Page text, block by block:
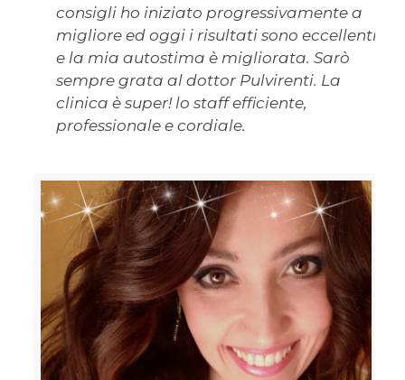
consigli ho iniziato progressivamente a
migliore ed oggi i risultati sono eccellenti
e la mia autostima è migliorata. Sarò
sempre grata al dottor Pulvirenti. La
clinica è super! lo staff efficiente,
professionale e cordiale.